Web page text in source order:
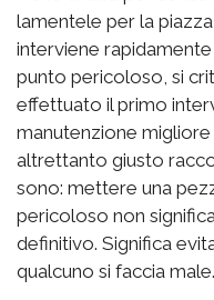
lamentele per la
interviene
punto pericoloso, si
effettuato il primo
manutenzione
altrettanto giusto
sono: mettere una
pericoloso non
definitivo. Significa
qualcuno si faccia male.